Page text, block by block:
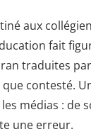
aux
fait
traduites
contesté.
les médias : de
une erreur.